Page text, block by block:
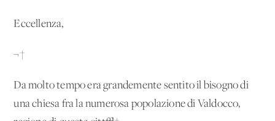
Eccellenza,
¬†
Da molto tempo era grandemente sentito il bisogno di
una chiesa fra la numerosa popolazione di Valdocco,